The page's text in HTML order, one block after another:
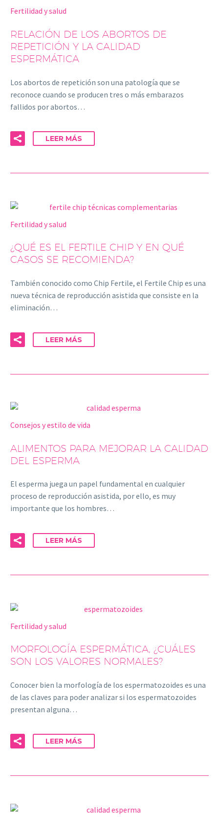
Fertilidad y salud
RELACIÓN DE LOS ABORTOS DE
REPETICIÓN Y LA CALIDAD
ESPERMÁTICA
Los abortos de repetición son una patología que se
reconoce cuando se producen tres o más embarazos
fallidos por abortos…
LEER MÁS
Fertilidad y salud
¿QUÉ ES EL FERTILE CHIP Y EN QUÉ
CASOS SE RECOMIENDA?
También conocido como Chip Fertile, el Fertile Chip es una
nueva técnica de reproducción asistida que consiste en la
eliminación…
LEER MÁS
Consejos y estilo de vida
ALIMENTOS PARA MEJORAR LA CALIDAD
DEL ESPERMA
El esperma juega un papel fundamental en cualquier
proceso de reproducción asistida, por ello, es muy
importante que los hombres…
LEER MÁS
Fertilidad y salud
MORFOLOGÍA ESPERMÁTICA, ¿CUÁLES
SON LOS VALORES NORMALES?
Conocer bien la morfología de los espermatozoides es una
de las claves para poder analizar si los espermatozoides
presentan alguna…
LEER MÁS